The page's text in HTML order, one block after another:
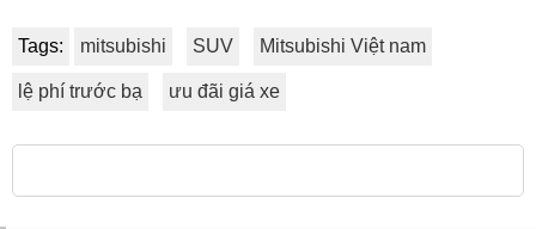
Tags: mitsubishi SUV Mitsubishi Việt nam
lệ phí trước bạ ưu đãi giá xe